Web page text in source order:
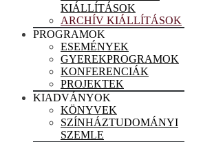
KIÁLLÍTÁSOK
ARCHÍV KIÁLLÍTÁSOK
PROGRAMOK
ESEMÉNYEK
GYEREKPROGRAMOK
KONFERENCIÁK
PROJEKTEK
KIADVÁNYOK
KÖNYVEK
SZÍNHÁZTUDOMÁNYI
SZEMLE